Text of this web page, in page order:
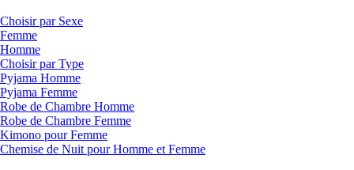
Choisir par Sexe
Femme
Homme
Choisir par Type
Pyjama Homme
Pyjama Femme
Robe de Chambre Homme
Robe de Chambre Femme
Kimono pour Femme
Chemise de Nuit pour Homme et Femme